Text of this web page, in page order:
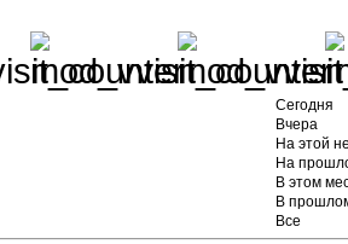
Сегодня
Вчера
На этой
На
В этом
В
Все